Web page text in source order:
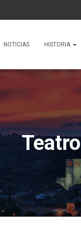
NOTICIAS HISTORIA
Teatro